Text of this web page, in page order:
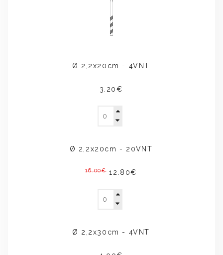
Ø 2,2x20cm - 4VNT
3.20€
Ø 2,2x20cm - 20VNT
16.00€12.80€
Ø 2,2x30cm - 4VNT